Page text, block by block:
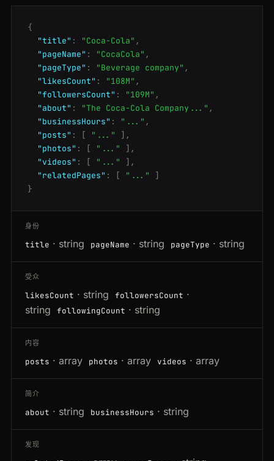
{
"title" : "Coca-Cola" ,
"pageName" : "CocaCola" ,
"pageType" : "Beverage company" ,
"likesCount" : "108M" ,
"followersCount" : "109M" ,
"about" : "The Coca-Cola Company..." ,
"businessHours" : "..." ,
"posts" : [ "..."
],
"photos" : [ "..."
],
"videos" : [ "..."
],
"relatedPages" : [ "..."
]
}
身份
title · string pageName · string pageType · string
受众
likesCount · string followersCount ·
string
followingCount · string
内容
posts · array photos · array videos · array
简介
about · string businessHours · string
发现